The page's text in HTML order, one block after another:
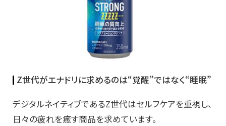
Z世代がエナドリに求めるのは“覚醒”ではなく“睡眠”
デジタルネイティブであるZ世代はセルフケアを重視し、
日々の疲れを癒す商品を求めています。